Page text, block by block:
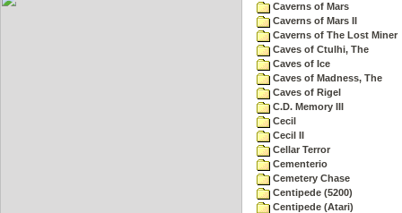
Caverns of Mars
Caverns of Mars II
Caverns of The Lost Miner
Caves of Ctulhi, The
Caves of Ice
Caves of Madness, The
Caves of Rigel
C.D. Memory III
Cecil
Cecil II
Cellar Terror
Cementerio
Cemetery Chase
Centipede (5200)
Centipede (Atari)